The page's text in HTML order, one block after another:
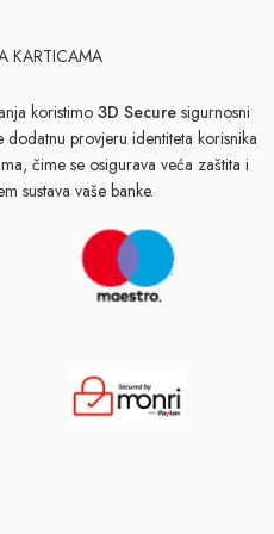
KARTICAMA
koristimo 3D Securesigurnosni
provjeru identiteta korisnika
čime se osigurava veća zaštita i
sustava vaše banke.